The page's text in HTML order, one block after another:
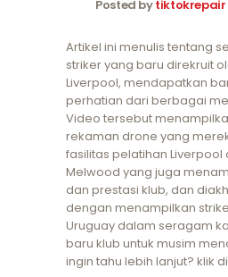
Posted bytiktokrepair
Artikel ini menulis tentang
striker yang baru direkruit
Liverpool, mendapatkan
perhatian dari berbagai
Video tersebut
rekaman drone yang
fasilitas pelatihan Liverpool
Melwood yang juga
dan prestasi klub, dan
dengan menampilkan
Uruguay dalam seragam
baru klub untuk musim
ingin tahu lebih lanjut? klik